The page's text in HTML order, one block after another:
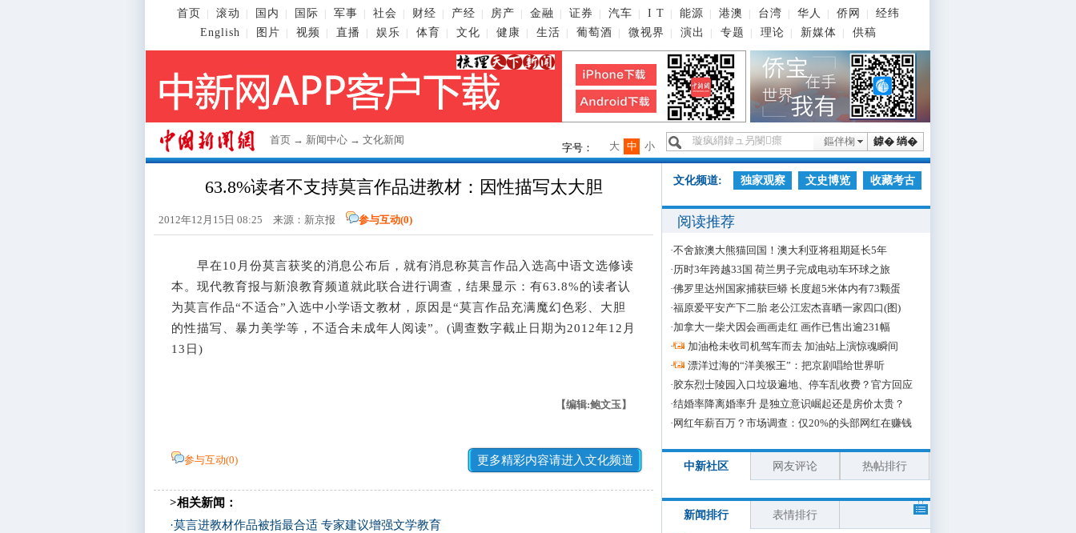
首页 滚动 国内 国际 军事 社会 财经 产经 房产 金融 证券 汽车 I T 能源 港澳 台湾 华人 侨网
经纬
English
图片 视频 直播 娱乐 体育 文化 健康 生活 葡萄酒 微视界 演出 专题 理论 新媒体 供稿
首页 → 新闻中心 → 文化新闻 鎼� 绱�
鏂伴椈
字号： 小
中
大
63.8%读者不支持莫言作品进教材：因性描写太大胆
2012年12月15日 08:25 来源：新京报 参与互动(0)
早在10月份莫言获奖的消息公布后，就有消息称莫言作品入选高中语文选修读
本。现代教育报与新浪教育频道就此联合进行调查，结果显示：有63.8%的读者认
为莫言作品“不适合”入选中小学语文教材，原因是“莫言作品充满魔幻色彩、大胆
的性描写、暴力美学等，不适合未成年人阅读”。(调查数字截止日期为2012年12月
13日)
【编辑:鲍文玉】
参与互动(0) 更多精彩内容请进入文化频道
>相关新闻：
·莫言进教材作品被指最合适 专家建议增强文学教育
文化频道: 独家观察 文史博览 收藏考古
阅读推荐
·不舍旅澳大熊猫回国！澳大利亚将租期延长5年
·历时3年跨越33国 荷兰男子完成电动车环球之旅
·佛罗里达州国家捕获巨蟒 长度超5米体内有73颗蛋
·福原爱平安产下二胎 老公江宏杰喜晒一家四口(图)
·加拿大一柴犬因会画画走红 画作已售出逾231幅
·
加油枪未收司机驾车而去 加油站上演惊魂瞬间
·
漂洋过海的“洋美猴王”：把京剧唱给世界听
·胶东烈士陵园入口垃圾遍地、停车乱收费？官方回应
·结婚率降离婚率升 是独立意识崛起还是房价太贵？
· 网红年薪百万？市场调查：仅20%的头部网红在赚钱
中新社区 网友评论 热帖排行
新闻排行 表情排行